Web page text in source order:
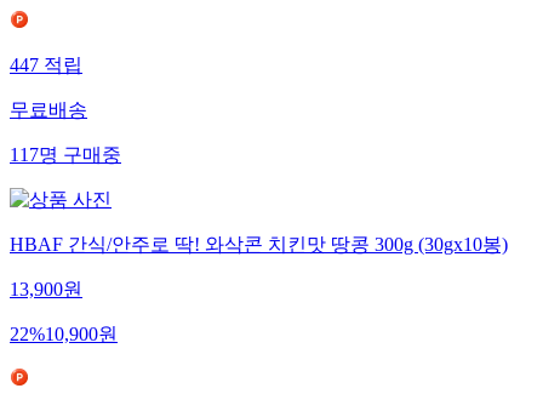
447적립
무료배송
117명구매중
HBAF 간식/안주로 딱! 와삭콘 치킨맛 땅콩 300g (30gx10봉)
13,900원
22%10,900원